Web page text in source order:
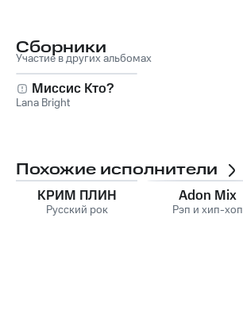
Сборники
Участие в других альбомах
Миссис Кто?
Lana Bright
Похожие исполнители
КРИМ ПЛИН
Русский рок
Adon Mix
Рэп и хип-хоп